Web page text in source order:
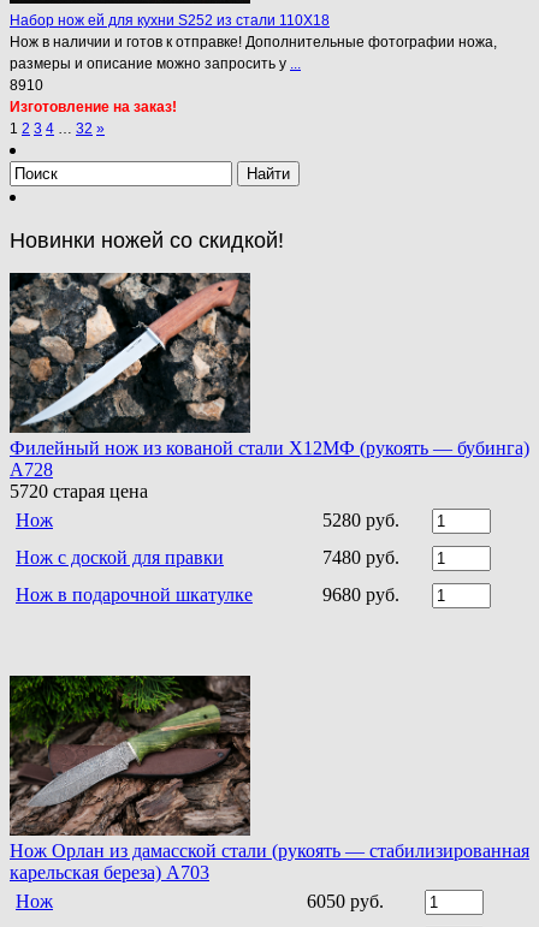
Набор нож ей для кухни S252 из стали 110Х18
Нож в наличии и готов к отправке! Дополнительные фотографии ножа,
размеры и описание можно запросить у ...
8910
Изготовление на заказ!
1 2 3 4 … 32 »
Новинки ножей со скидкой!
Филейный нож из кованой стали Х12МФ (рукоять — бубинга)
A728
5720 старая цена
Нож
5280 руб.
Нож с доской для правки
7480 руб.
Нож в подарочной шкатулке
9680 руб.
Нож Орлан из дамасской стали (рукоять — стабилизированная
карельская береза) A703
Нож
6050 руб.